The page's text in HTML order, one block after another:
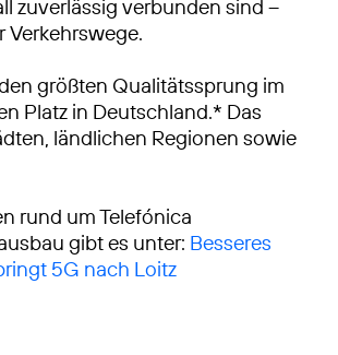
zuverlässig verbunden sind –
größten Qualitätssprung im
Platz in Deutschland.* Das
ländlichen Regionen sowie
rund um Telefónica
gibt es unter: Besseres
5G nach Loitz